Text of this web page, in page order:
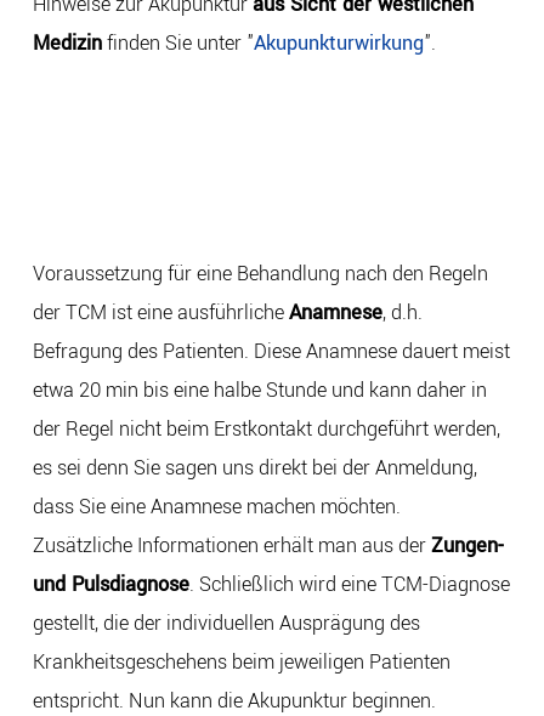
Medizinfinden Sie unter "Akupunkturwirkung".
Voraussetzung für eine Behandlung nach den Regeln
der TCM ist eine ausführlicheAnamnese, d.h.
Befragung des Patienten. Diese Anamnese dauert meist
etwa 20 min bis eine halbe Stunde und kann daher in
der Regel nicht beim Erstkontakt durchgeführt werden,
es sei denn Sie sagen uns direkt bei der Anmeldung,
dass Sie eine Anamnese machen möchten.
Zusätzliche Informationen erhält man aus derZungen-
und Pulsdiagnose. Schließlich wird eine TCM-Diagnose
gestellt, die der individuellen Ausprägung des
Krankheitsgeschehens beim jeweiligen Patienten
entspricht. Nun kann die Akupunktur beginnen.